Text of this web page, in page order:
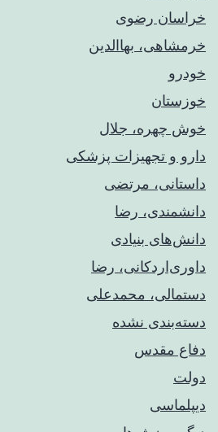
خراسان رضوی
خرمشاهی، بهاالدین
خودرو
خوزستان
خوش چهره، جلال
دارو و تجهیزات پزشکی
داستانی، مرتضی
دانشمندی، رضا
دانش‌های بنیادی
داوری‌اردکانی، رضا
دستمالی، محمدعلی
دسته‌بندی نشده
دفاع مقدس
دولت
دیپلماسی